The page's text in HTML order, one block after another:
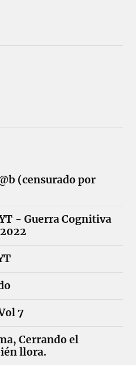
(censurado por
- Guerra Cognitiva
7
Cerrando el
llora.